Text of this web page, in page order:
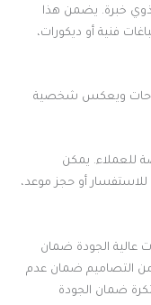
خبرة. يضمن هذا
فنية أو ديكورات،
ويعكس شخصية
للعملاء. يمكن
أو حجز موعد،
عالية الجودة ضمان
التصاميم ضمان عدم
ضمان الجودة